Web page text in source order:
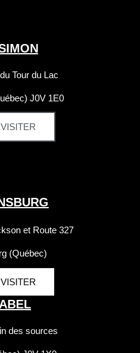
Tour du Lac
J0V 1E0
et Route 327
(Québec)
des sources